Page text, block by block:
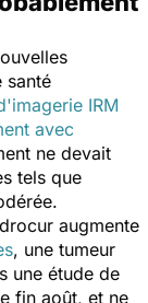
santé
IRM
avec
ne devait
tels que
augmente
, une tumeur
une étude de
fin août, et ne